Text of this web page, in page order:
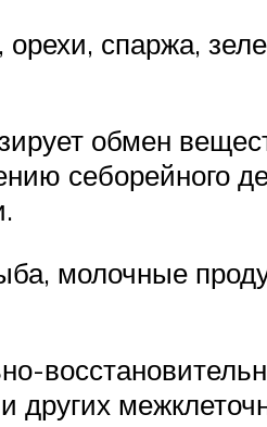
спаржа,
обмен
себорейного
молочные
других